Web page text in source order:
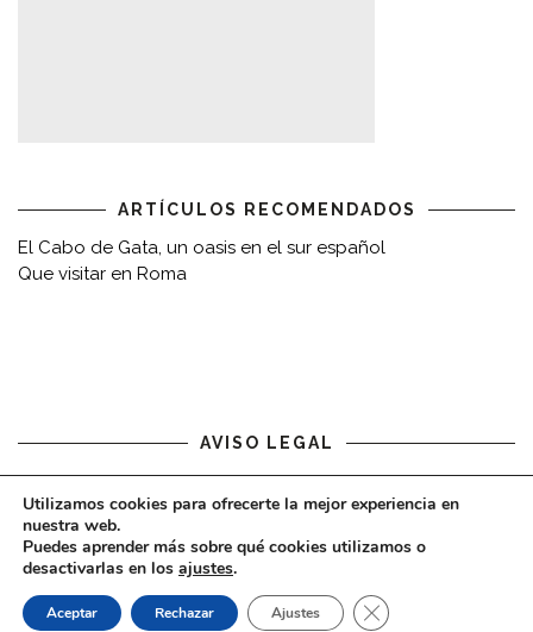
ARTÍCULOS RECOMENDADOS
El Cabo de Gata, un oasis en el sur español
Que visitar en Roma
AVISO LEGAL
Aviso legal
COPYRIGHT © 2020 - VIAJARDESPACIO.COM
Utilizamos cookies para ofrecerte la mejor experiencia en
nuestra web.
Puedes aprender más sobre qué cookies utilizamos o
desactivarlas en los ajustes.
Aceptar Rechazar Ajustes CERRAR EL